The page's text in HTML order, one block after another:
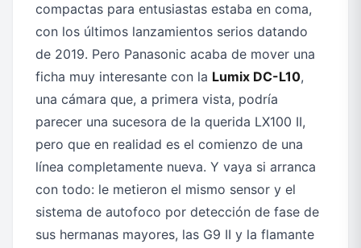
compactas para entusiastas estaba en coma,
con los últimos lanzamientos serios datando
de 2019. Pero Panasonic acaba de mover una
ficha muy interesante con la Lumix DC-L10,
una cámara que, a primera vista, podría
parecer una sucesora de la querida LX100 II,
pero que en realidad es el comienzo de una
línea completamente nueva. Y vaya si arranca
con todo: le metieron el mismo sensor y el
sistema de autofoco por detección de fase de
sus hermanas mayores, las G9 II y la flamante